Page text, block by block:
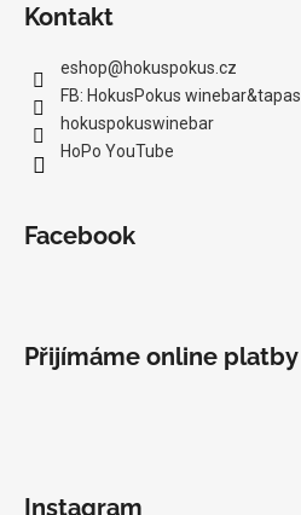
Kontakt
eshop@hokuspokus.cz
FB: HokusPokus winebar&tapas
hokuspokuswinebar
HoPo YouTube
Facebook
Přijímáme online platby
Instagram